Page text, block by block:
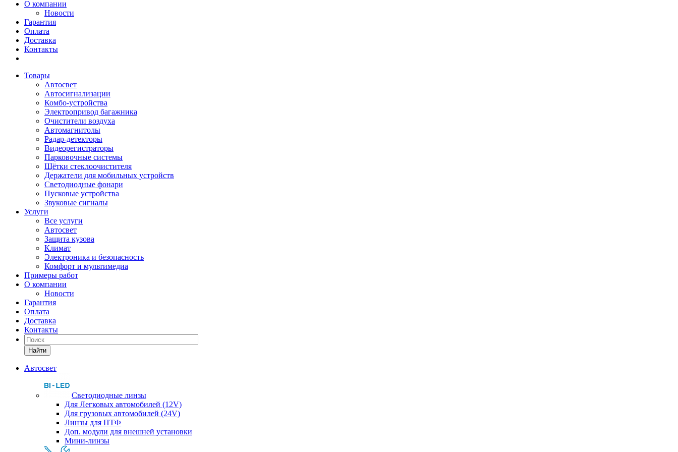
О компании
Новости
Гарантия
Оплата
Доставка
Контакты
Товары
Автосвет
Автосигнализации
Комбо-устройства
Электропривод багажника
Очистители воздуха
Автомагнитолы
Радар-детекторы
Видеорегистраторы
Парковочные системы
Щётки стеклоочистителя
Держатели для мобильных устройств
Светодиодные фонари
Пусковые устройства
Звуковые сигналы
Услуги
Все услуги
Автосвет
Защита кузова
Климат
Электроника и безопасность
Комфорт и мультимедиа
Примеры работ
О компании
Новости
Гарантия
Оплата
Доставка
Контакты
Найти
Автосвет
Светодиодные линзы
Для Легковых автомобилей (12V)
Для грузовых автомобилей (24V)
Линзы для ПТФ
Доп. модули для внешней установки
Мини-линзы